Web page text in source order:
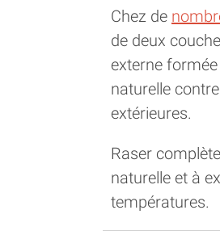
Chez de
de deux
externe
naturelle
extérieures.
Raser
naturelle et à
températures.